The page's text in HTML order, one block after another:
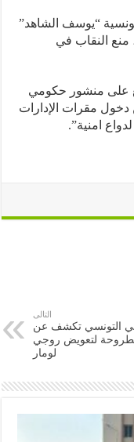
الشاهد”
منع النقاب في
منشور حكومي
الإدارات
تكشف عن
لتعويض روجي